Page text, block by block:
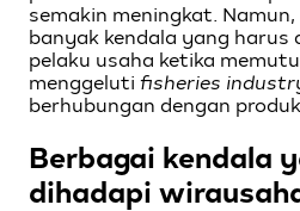
semakin meningkat.
banyak kendala yang harus
pelaku usaha ketika
menggeluti fisheries
berhubungan dengan
Berbagai kendala
dihadapi